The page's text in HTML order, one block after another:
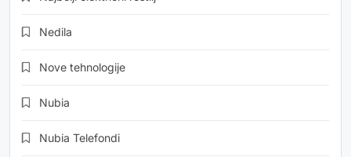
Nedila
Nove tehnologije
Nubia
Nubia Telefondi